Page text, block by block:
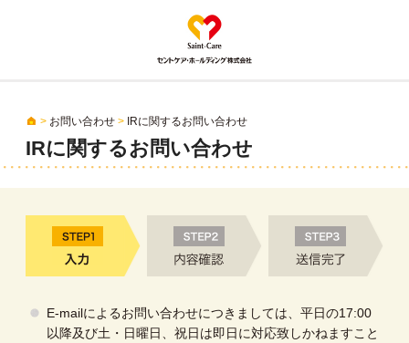
> お問い合わせ > IRに関するお問い合わせ
IRに関するお問い合わせ
E-mailによるお問い合わせにつきましては、 平日の17:00
以降及び土・日曜日、祝日は即日に対応致しかねますこと